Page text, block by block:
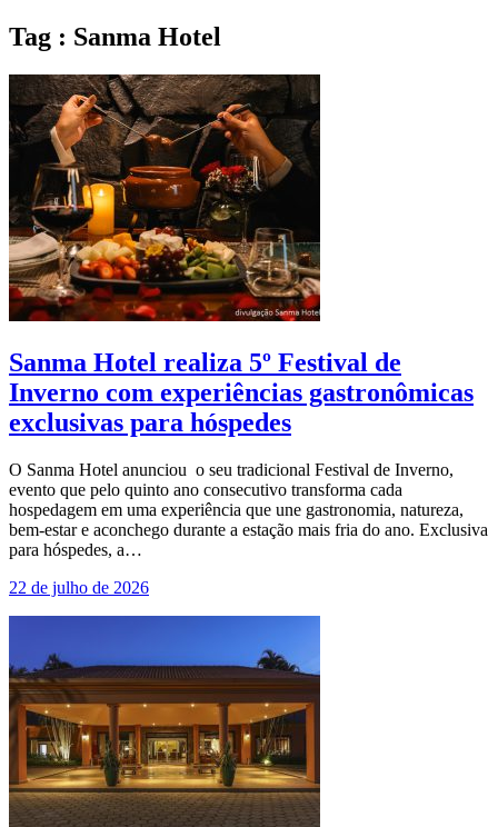
Tag : Sanma Hotel
Sanma Hotel realiza 5º Festival de
Inverno com experiências gastronômicas
exclusivas para hóspedes
O Sanma Hotel anunciou o seu tradicional Festival de Inverno,
evento que pelo quinto ano consecutivo transforma cada
hospedagem em uma experiência que une gastronomia, natureza,
bem-estar e aconchego durante a estação mais fria do ano. Exclusiva
para hóspedes, a…
22 de julho de 2026